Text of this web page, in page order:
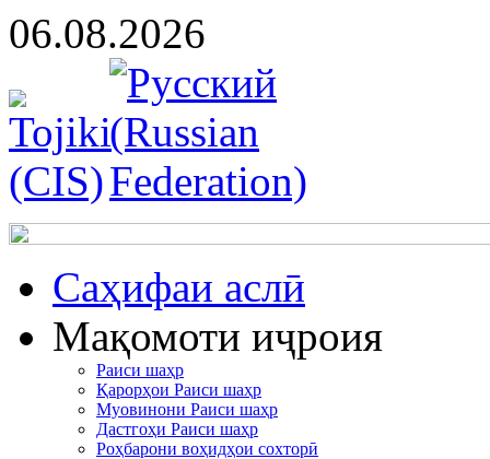
06.08.2026
Cаҳифаи аслӣ
Мақомоти иҷроия
Раиси шаҳр
Қарорҳои Раиси шаҳр
Муовинони Раиси шаҳр
Дастгоҳи Раиси шаҳр
Роҳбарони воҳидҳои сохторӣ